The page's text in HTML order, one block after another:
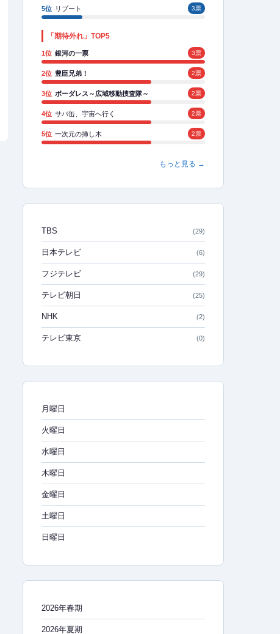
5位 リブート 3票
「期待外れ」TOP5
1位 銀河の一票 3票
2位 豊臣兄弟！ 2票
3位 ボーダレス～広域移動捜査隊～ 2票
4位 サバ缶、宇宙へ行く 2票
5位 一次元の挿し木 2票
もっと見る →
TBS (29)
日本テレビ (6)
フジテレビ (29)
テレビ朝日 (25)
NHK (2)
テレビ東京 (0)
月曜日
火曜日
水曜日
木曜日
金曜日
土曜日
日曜日
2026年春期
2026年夏期